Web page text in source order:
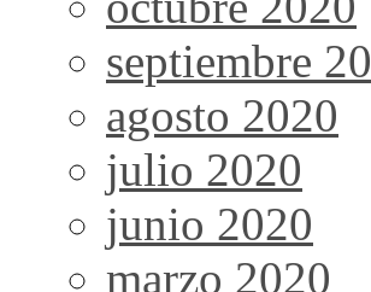
septiembre
agosto 2020
julio 2020
junio 2020
marzo 2020